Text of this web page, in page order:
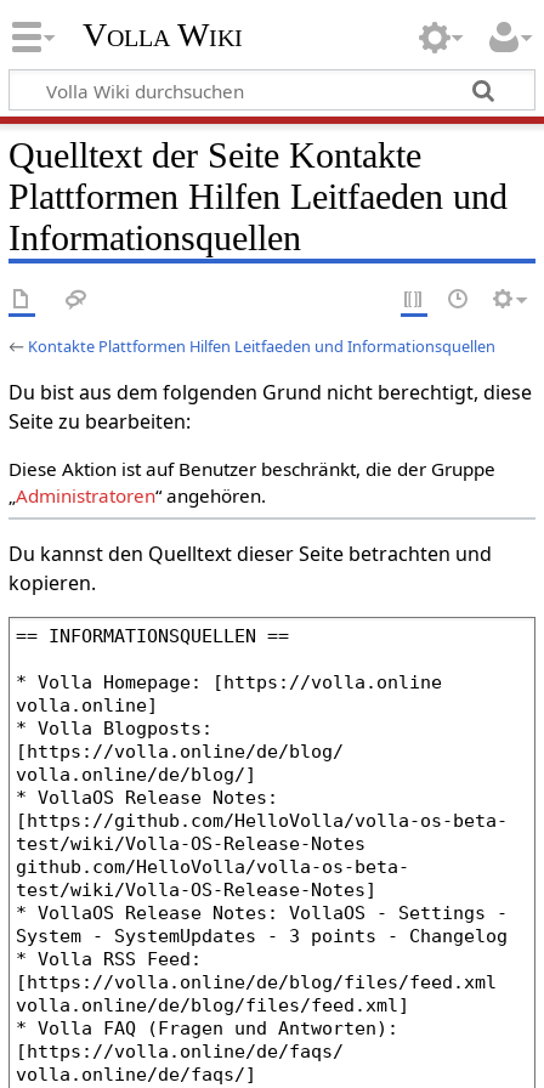
Volla Wiki
Quelltext der Seite Kontakte
Plattformen Hilfen Leitfaeden und
Informationsquellen
← Kontakte Plattformen Hilfen Leitfaeden und Informationsquellen
Du bist aus dem folgenden Grund nicht berechtigt, diese
Seite zu bearbeiten:
Diese Aktion ist auf Benutzer beschränkt, die der Gruppe
Administratoren“ angehören.
Du kannst den Quelltext dieser Seite betrachten und
kopieren.